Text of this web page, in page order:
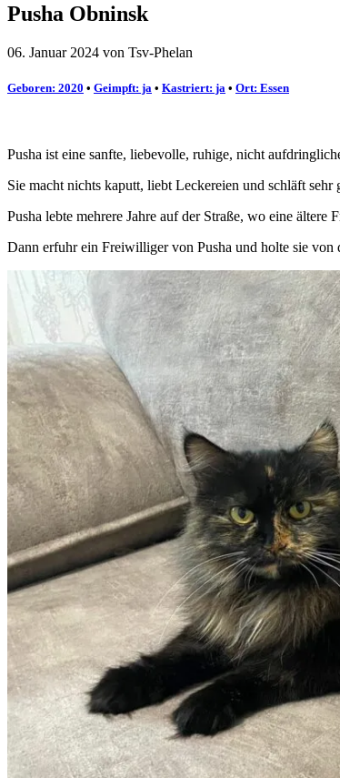
Pusha Obninsk
06. Januar 2024 von Tsv-Phelan
Geboren: 2020 • Geimpft: ja • Kastriert: ja • Ort: Essen
Pusha ist eine sanfte, liebevolle, ruhige, nicht
Sie macht nichts kaputt, liebt Leckereien und schläft sehr
Pusha lebte mehrere Jahre auf der Straße, wo eine ältere
Dann erfuhr ein Freiwilliger von Pusha und holte sie von